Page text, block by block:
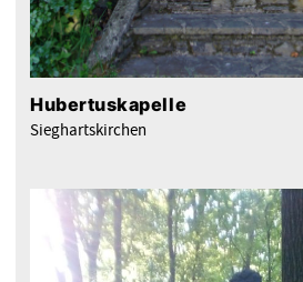
Hubertuskapelle
Sieghartskirchen